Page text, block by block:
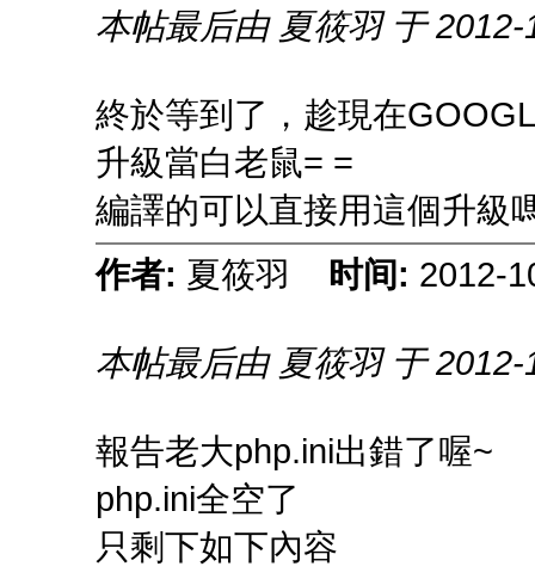
本帖最后由 夏筱羽 于
終於等到了，趁現在
升級當白老鼠= =
編譯的可以直接用這個升級
作者: 夏筱羽 时间: 2012-
本帖最后由 夏筱羽 于
報告老大php.ini出錯了喔~
php.ini全空了
只剩下如下內容